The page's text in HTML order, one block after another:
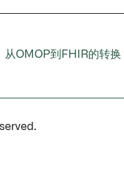
从OMOP到FHIR的转